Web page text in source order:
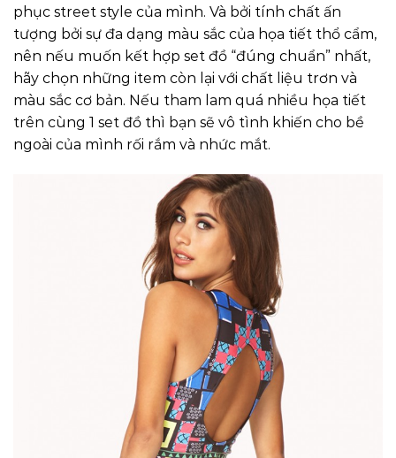
phục street style của mình. Và bởi tính chất ấn
tượng bởi sự đa dạng màu sắc của họa tiết thổ cẩm,
nên nếu muốn kết hợp set đồ “đúng chuẩn” nhất,
hãy chọn những item còn lại với chất liệu trơn và
màu sắc cơ bản. Nếu tham lam quá nhiều họa tiết
trên cùng 1 set đồ thì bạn sẽ vô tình khiến cho bề
ngoài của mình rối rắm và nhức mắt.